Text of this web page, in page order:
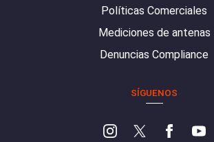
Políticas Comerciales
Mediciones de antenas
Denuncias Compliance
SÍGUENOS